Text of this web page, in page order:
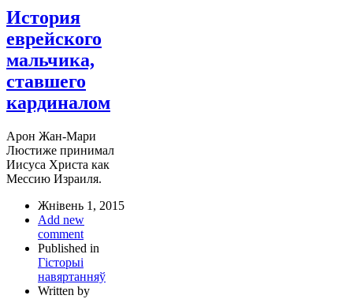
История
еврейского
мальчика,
ставшего
кардиналом
Арон Жан-Мари
Люстиже принимал
Иисуса Христа как
Мессию Израиля.
Жнівень 1, 2015
Add new
comment
Published in
Гісторыі
навяртанняў
Written by